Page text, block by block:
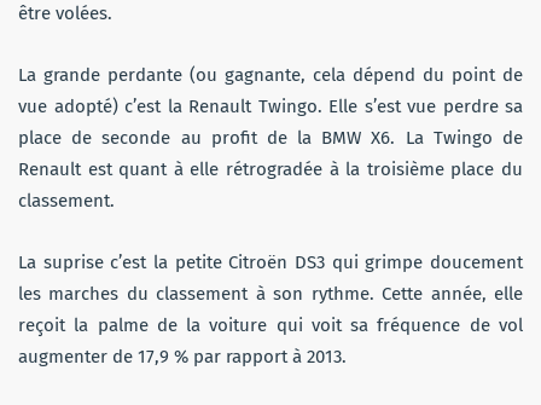
être volées.
La grande perdante (ou gagnante, cela dépend du point de
vue adopté) c’est la Renault Twingo. Elle s’est vue perdre sa
place de seconde au profit de la BMW X6. La Twingo de
Renault est quant à elle rétrogradée à la troisième place du
classement.
La suprise c’est la petite Citroën DS3 qui grimpe doucement
les marches du classement à son rythme. Cette année, elle
reçoit la palme de la voiture qui voit sa fréquence de vol
augmenter de 17,9 % par rapport à 2013.